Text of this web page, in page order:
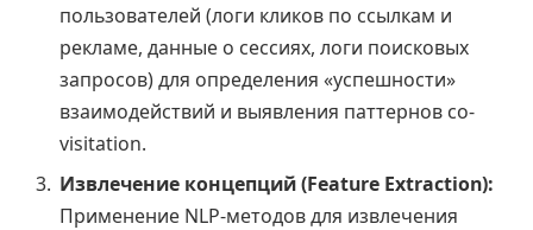
пользователей (логи кликов по ссылкам и
рекламе, данные о сессиях, логи поисковых
запросов) для определения «успешности»
взаимодействий и выявления паттернов co-
visitation.
Извлечение концепций (Feature Extraction):
Применение NLP-методов для извлечения